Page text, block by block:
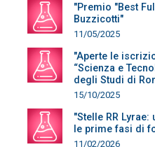
"Premio "Best
Buzzicotti"
11/05/2025
"Aperte le
“Scienza e
degli Studi di
15/10/2025
"Stelle RR
le prime fasi di
11/02/2026